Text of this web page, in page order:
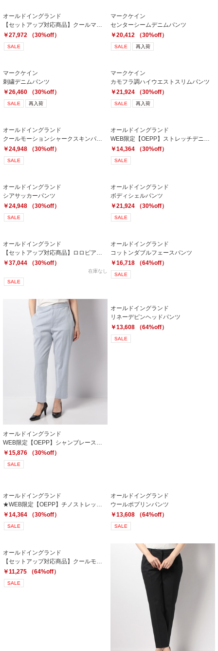
オールドイングランド
￥27,972 （30%off）
SALE
マークケイン
センターシームデニムパンツ
￥20,412 （30%off）
SALE 再入荷
マークケイン
刺繍デニムパンツ
￥26,460 （30%off）
SALE 再入荷
マークケイン
カモフラ調ハイウエストスリムパンツ
￥21,924 （30%off）
SALE 再入荷
オールドイングランド
￥24,948 （30%off）
SALE
オールドイングランド
￥14,364 （30%off）
SALE
オールドイングランド
シアサッカーパンツ
￥24,948 （30%off）
SALE
オールドイングランド
ボディシェルパンツ
￥21,924 （30%off）
SALE
オールドイングランド
￥37,044 （30%off）
在庫なし
SALE
オールドイングランド
コットンダブルフェースパンツ
￥16,718 （64%off）
SALE
オールドイングランド
￥15,876 （30%off）
SALE
オールドイングランド
リネーデピンヘッドパンツ
￥13,608 （64%off）
SALE
オールドイングランド
￥14,364 （30%off）
SALE
オールドイングランド
ウールポプリンパンツ
￥13,608 （64%off）
SALE
オールドイングランド
￥11,275 （64%off）
SALE